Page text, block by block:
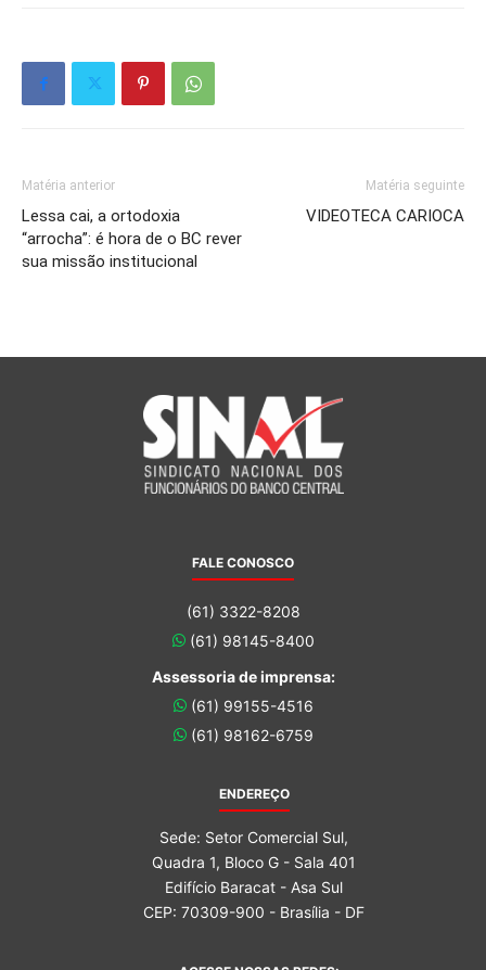
Matéria anterior
Lessa cai, a ortodoxia
“arrocha”: é hora de o BC rever
sua missão institucional
Matéria seguinte
VIDEOTECA CARIOCA
FALE CONOSCO
(61) 3322-8208
(61) 98145-8400
Assessoria de imprensa:
(61) 99155-4516
(61) 98162-6759
ENDEREÇO
Sede: Setor Comercial Sul,
Quadra 1, Bloco G - Sala 401
Edifício Baracat - Asa Sul
CEP: 70309-900 - Brasília - DF